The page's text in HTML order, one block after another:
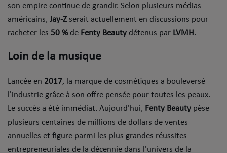
Dans la Street
C quoi ton Actu ?
Dans ton Téléphone
Première Fois
URBAN CULTURE
Sport
son empire continue de grandir. Selon plusieurs médias
américains, Jay-Z serait actuellement en discussions pour
racheter les 50 %de Fenty Beauty détenus par LVMH .
Loin de la musique
Lancée en 2017, la marque de cosmétiques a bouleversé
l'industrie grâce à son offre pensée pour toutes les peaux.
Le succès a été immédiat. Aujourd'hui, Fenty Beauty pèse
plusieurs centaines de millions de dollars de ventes
annuelles et figure parmi les plus grandes réussites
entrepreneuriales de la décennie dans l'univers de la